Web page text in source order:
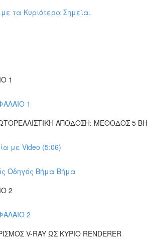
τα Κυριότερα Σημεία.
1
1
ΑΠΟΔΟΣΗ: ΜΕΘΟΔΟΣ 5
με Video (5:06)
Οδηγός Βήμα Βήμα
2
2
V-RAY ΩΣ ΚΥΡΙΟ RENDERER